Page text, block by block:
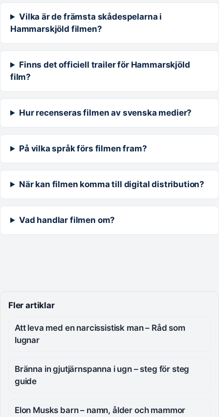
Vilka är de främsta skådespelarna i
Hammarskjöld filmen?
Finns det officiell trailer för Hammarskjöld
film?
Hur recenseras filmen av svenska medier?
På vilka språk förs filmen fram?
När kan filmen komma till digital distribution?
Vad handlar filmen om?
Fler artiklar
Att leva med en narcissistisk man – Råd som
lugnar
Bränna in gjutjärnspanna i ugn – steg för steg
guide
Elon Musks barn – namn, ålder och mammor